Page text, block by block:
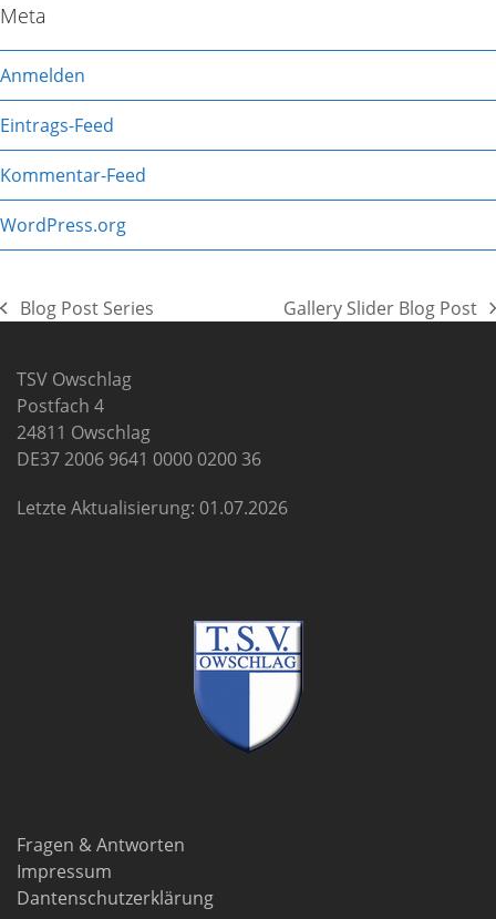
Meta
Anmelden
Eintrags-Feed
Kommentar-Feed
WordPress.org
vorheriger
Blog Post Series
Nächster
Gallery Slider Blog Post
TSV Owschlag
Postfach 4
24811 Owschlag
DE37 2006 9641 0000 0200 36
Letzte Aktualisierung: 01.07.2026
Fragen & Antworten
Impressum
Dantenschutzerklärung